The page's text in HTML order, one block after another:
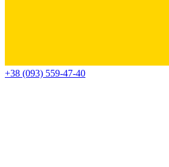
+38 (093) 559-47-40